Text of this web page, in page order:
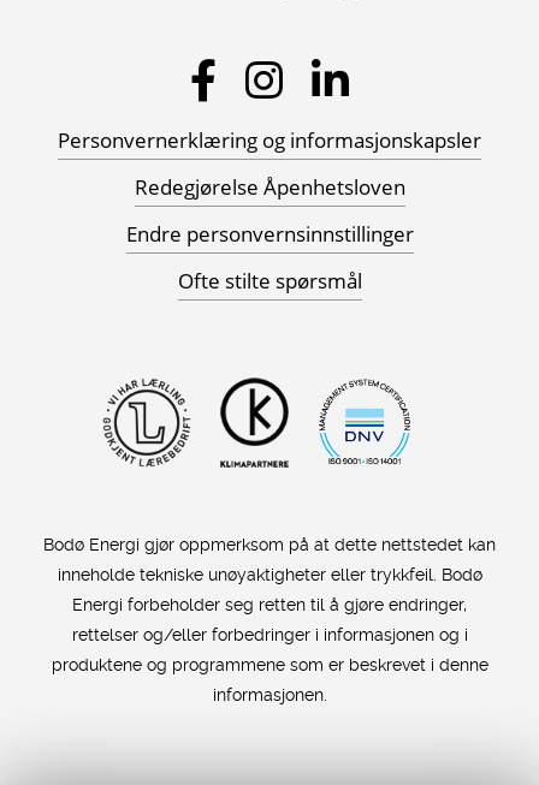
Personvernerklæring og informasjonskapsler
Redegjørelse Åpenhetsloven
Endre personvernsinnstillinger
Ofte stilte spørsmål
Bodø Energi gjør oppmerksom på at dette nettstedet kan
inneholde tekniske unøyaktigheter eller trykkfeil. Bodø
Energi forbeholder seg retten til å gjøre endringer,
rettelser og/eller forbedringer i informasjonen og i
produktene og programmene som er beskrevet i denne
informasjonen.